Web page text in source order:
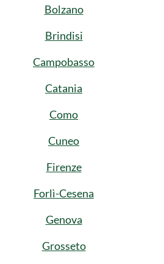
Bolzano
Brindisi
Campobasso
Catania
Como
Cuneo
Firenze
Forlì-Cesena
Genova
Grosseto